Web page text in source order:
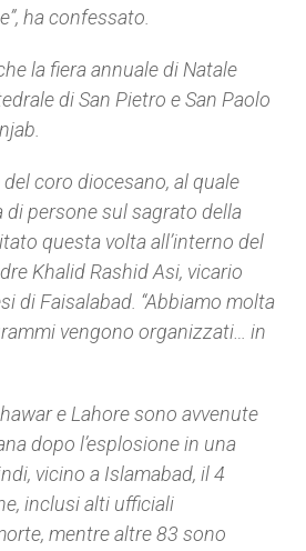
ha confessato.
la fiera annuale di Natale
di San Pietro e San Paolo
coro diocesano, al quale
persone sul sagrato della
questa volta all’interno del
Khalid Rashid Asi, vicario
di Faisalabad. “Abbiamo molta
vengono organizzati… in
e Lahore sono avvenute
dopo l’esplosione in una
vicino a Islamabad, il 4
inclusi alti ufficiali
mentre altre 83 sono